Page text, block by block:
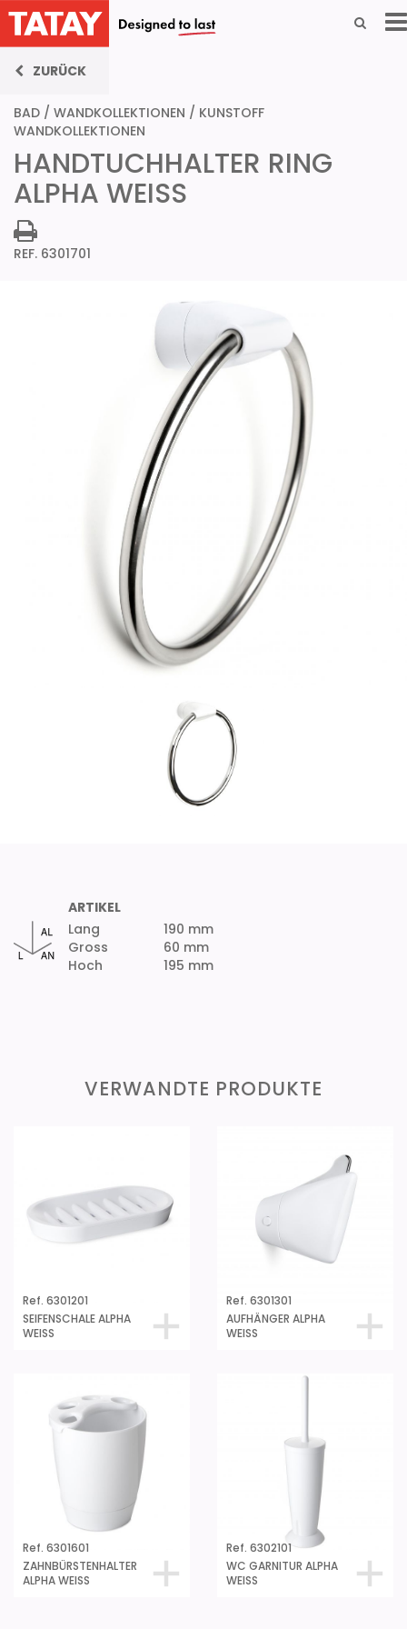
ZURÜCK
BAD / WANDKOLLEKTIONEN / KUNSTOFF
WANDKOLLEKTIONEN
HANDTUCHHALTER RING
ALPHA WEISS
REF. 6301701
ARTIKEL
Lang
Gross
Hoch
190 mm
60 mm
195 mm
VERWANDTE PRODUKTE
Ref. 6301201
SEIFENSCHALE ALPHA
WEISS
Ref. 6301301
AUFHÄNGER ALPHA
WEISS
Ref. 6301601
ZAHNBÜRSTENHALTER
ALPHA WEISS
Ref. 6302101
WC GARNITUR ALPHA
WEISS